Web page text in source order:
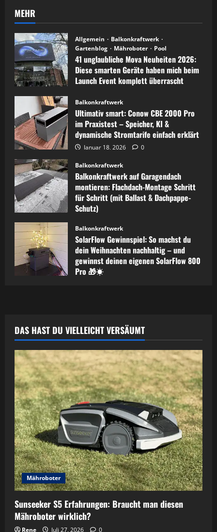
MEHR
Allgemein
Balkonkraftwerk
Gartenblog
Mähroboter Pool
41 unglaubliche Mova Neuheiten 2026:
Diese smarten Geräte haben mich beim
Launch Event komplett überrascht
Balkonkraftwerk
Ultimativ smart: Conow CBE 2000 Pro
im Praxistest – Speicher, KI &
dynamische Stromtarife einfach erklärt
Januar 18, 2026 0
Balkonkraftwerk
Balkonkraftwerk auf Garagendach
montieren: Flachdach-Montage Schritt
für Schritt (mit Ballast & Dachpappe-
Schutz)
Balkonkraftwerk
SolarFlow Gewinnspiel: So machst du
dein Weihnachten nachhaltig – und
gewinnst deinen eigenen SolarFlow 800
Pro 🎁☀️
DAS HAST DU VIELLEICHT VERSÄUMT
Mähroboter
Sunseeker S5 Erfahrungen: Braucht man diesen
Mähroboter wirklich?
Rene Juli 27, 2026 0